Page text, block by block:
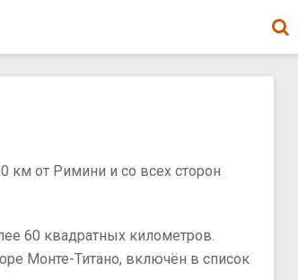
км от Римини и со всех сторон
60 квадратных километров.
Монте-Титано, включён в список